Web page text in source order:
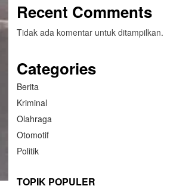
Recent Comments
Tidak ada komentar untuk ditampilkan.
Categories
Berita
Kriminal
Olahraga
Otomotif
Politik
TOPIK POPULER